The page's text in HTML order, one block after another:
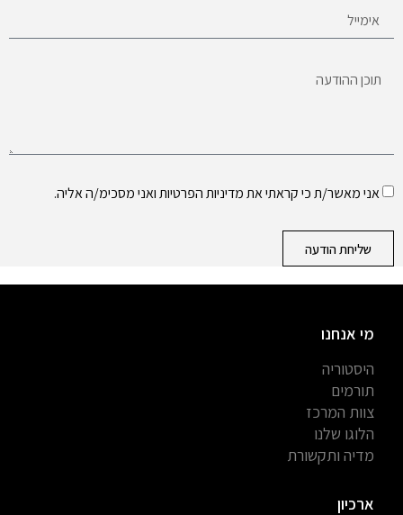
אני מאשר/ת כי קראתי אתמדיניות הפרטיותואני מסכימ/ה אליה.
שליחת הודעה
מי אנחנו
היסטוריה
תורמים
צוות המרכז
הלוגו שלנו
מדיה ותקשורת
ארכיון